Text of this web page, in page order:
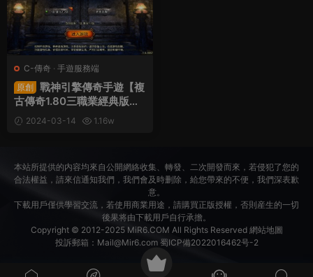
C-傳奇 · 手遊服務端
原創
戰神引擎傳奇手遊【複
古傳奇1.80三職業經典版本-
白豬3.0】Win一鍵端+安卓
蘋果雙端+GM授權後台+架
2024-03-14
1.16w
本站所提供的内容均來自公開網絡收集、轉發、二次開發而來，若侵犯了您的
合法權益，請來信通知我們，我們會及時删除，給您帶來的不便，我們深表歉
意。
下載用戶僅供學習交流，若使用商業用途，請購買正版授權，否則産生的一切
後果将由下載用戶自行承擔。
Copyright © 2012-2025 MiR6.COM All Rights Reserved 網站地圖
投訴郵箱： Mail@Mir6.com 蜀ICP備2022016462号-2